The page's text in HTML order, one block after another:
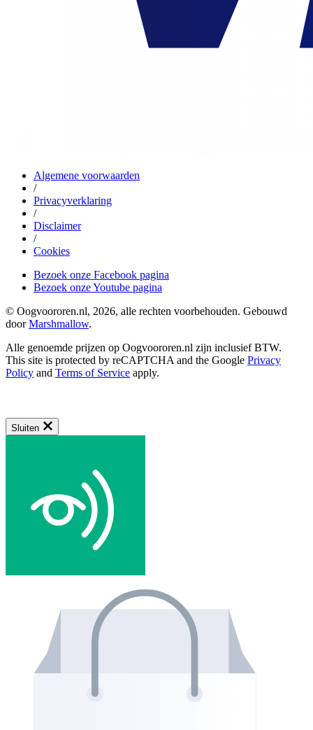
Algemene voorwaarden
/
Privacyverklaring
/
Disclaimer
/
Cookies
Bezoek onze Facebook pagina
Bezoek onze Youtube pagina
© Oogvoororen.nl, 2026, alle rechten voorbehouden. Gebouwd
doorMarshmallow.
Alle genoemde prijzen op Oogvoororen.nl zijn inclusief BTW.
This site is protected by reCAPTCHA and the Google Privacy
Policy and Terms of Service apply.
Sluiten